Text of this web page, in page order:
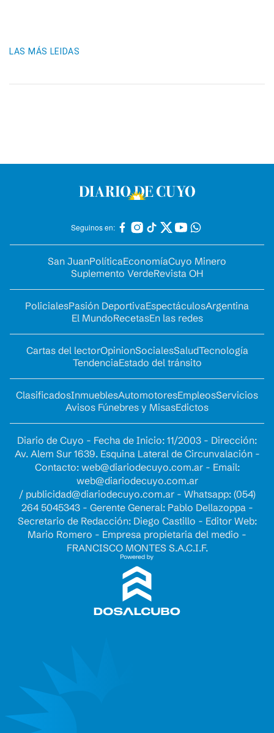
LAS MÁS LEIDAS
Seguinos en:
San JuanPolíticaEconomíaCuyo Minero
Suplemento VerdeRevista OH
PolicialesPasión DeportivaEspectáculosArgentina
El MundoRecetasEn las redes
Cartas del lectorOpinionSocialesSaludTecnología
TendenciaEstado del tránsito
ClasificadosInmueblesAutomotoresEmpleosServicios
Avisos Fúnebres y MisasEdictos
Diario de Cuyo - Fecha de Inicio: 11/2003 - Dirección:
Av. Alem Sur 1639. Esquina Lateral de Circunvalación -
Contacto: web@diariodecuyo.com.ar- Email:
web@diariodecuyo.com.ar
/ publicidad@diariodecuyo.com.ar- Whatsapp: (054)
264 5045343 - Gerente General: Pablo Dellazoppa -
Secretario de Redacción: Diego Castillo - Editor Web:
Mario Romero - Empresa propietaria del medio -
FRANCISCO MONTES S.A.C.I.F.